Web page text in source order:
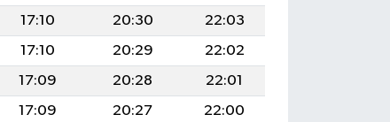
17:10 20:30
22:03
17:10 20:29
22:02
17:09 20:28
22:01
17:09 20:27
22:00